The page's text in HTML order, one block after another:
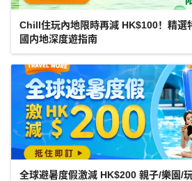
Chill住玩內地限時再減 HK$100！精選
國内地深度遊指南
全球避暑度假激減